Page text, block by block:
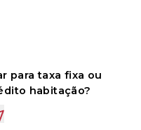
para taxa fixa ou
habitação?